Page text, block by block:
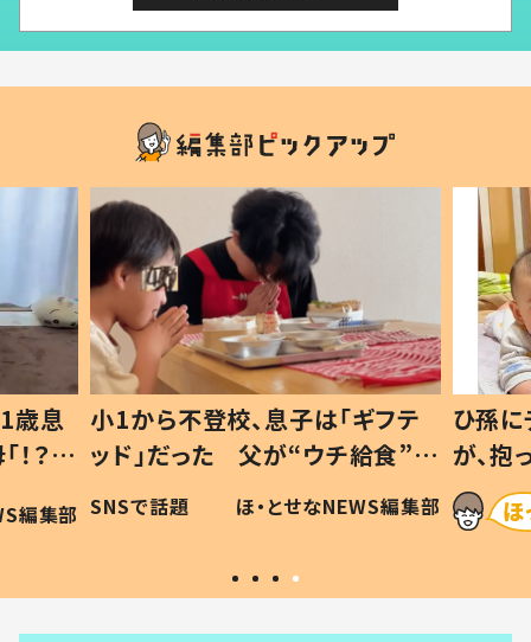
歳息
？」
編集部
小1から不登校、息子は「ギフテ
ッド」だった 父が“ウチ給食”を
作り続ける理由とは #令和の親
#令和の子
SNSで話題 ほ・とせなNEWS編集部
ひ孫
が、
「涙が
い」